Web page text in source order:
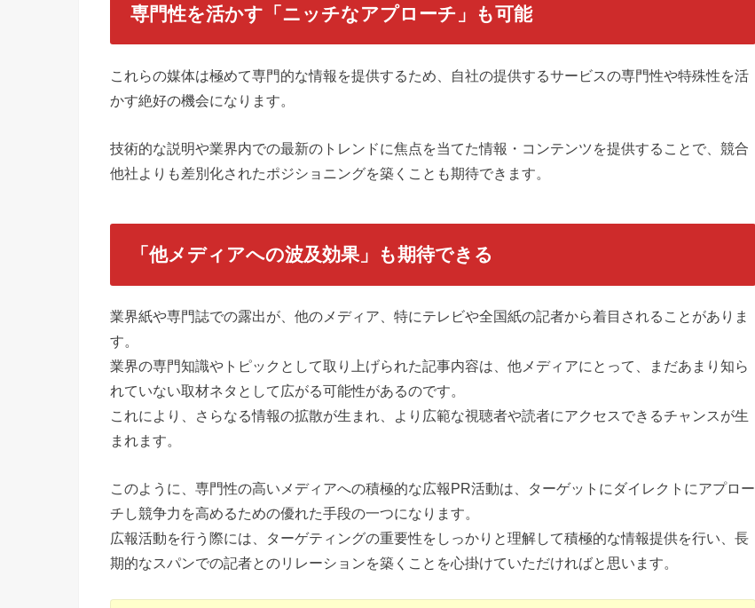
専門性を活かす「ニッチなアプローチ」も可能
これらの媒体は極めて専門的な情報を提供するため、自社の提供するサービスの専門性や特殊性を活
かす絶好の機会になります。
技術的な説明や業界内での最新のトレンドに焦点を当てた情報・コンテンツを提供することで、競合
他社よりも差別化されたポジショニングを築くことも期待できます。
「他メディアへの波及効果」も期待できる
業界紙や専門誌での露出が、他のメディア、特にテレビや全国紙の記者から着目されることがありま
す。
業界の専門知識やトピックとして取り上げられた記事内容は、他メディアにとって、まだあまり知ら
れていない取材ネタとして広がる可能性があるのです。
これにより、さらなる情報の拡散が生まれ、より広範な視聴者や読者にアクセスできるチャンスが生
まれます。
このように、専門性の高いメディアへの積極的な広報PR活動は、ターゲットにダイレクトにアプロー
チし競争力を高めるための優れた手段の一つになります。
広報活動を行う際には、ターゲティングの重要性をしっかりと理解して積極的な情報提供を行い、長
期的なスパンでの記者とのリレーションを築くことを心掛けていただければと思います。